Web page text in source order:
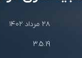
۲۸ مرداد ۱۴۰۲
3.5.19